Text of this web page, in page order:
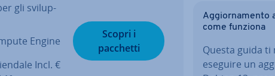
gli svi­lup­
Engine
Incl. €
Scopri i
pacchetti
Ag­gior­na­men­to
come funziona
Questa guida
eseguire un